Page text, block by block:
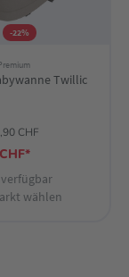
-22%
Twillic
CHF
wählen